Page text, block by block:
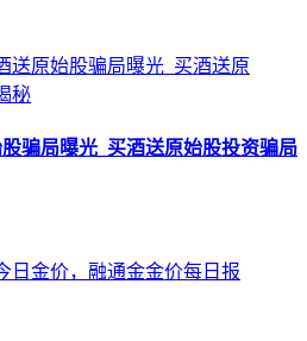
骗局曝光_买酒送原始股投资骗局